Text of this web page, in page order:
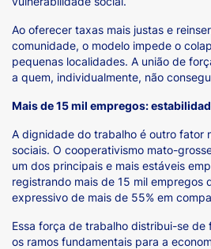
Ao oferecer taxas mais justas e
comunidade, o modelo impede o
pequenas localidades. A união de
a quem, individualmente, não
Mais de 15 mil empregos:
A dignidade do trabalho é outro fator
sociais. O cooperativismo mato-
um dos principais e mais estáveis
registrando mais de 15 mil empregos
expressivo de mais de 55% em
Essa força de trabalho distribui-se de
os ramos fundamentais para a